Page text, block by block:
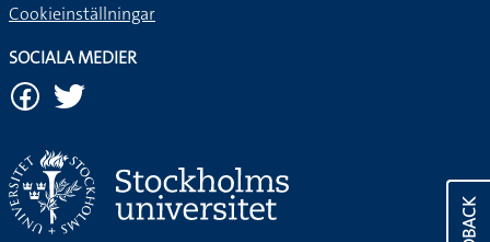
Cookieinställningar
SOCIALA MEDIER